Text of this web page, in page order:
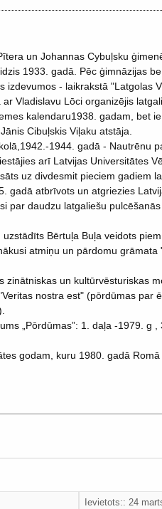
un Johannas Cybuļsku
1933. gadā. Pēc ģimnāzijas
- laikrakstā "Latgolas
Vladislavu Lōci organizējis
kalendaru1938. gadam, bet
Cibuļskis Viļaku atstāja.
1944. gadā - Nautrēnu
arī Latvijas Universitātes
uz divdesmit pieciem gadiem
gadā atbrīvots un atgriezies
par daudzu latgaliešu
Bērtuļa Buļa veidots
atmiņu un pārdomu
un kultūrvēsturiskas
nostra est" (pōrdūmas par
„Pōrdūmas”: 1. daļa -1979. g
godam, kuru 1980. gadā
Ievietots:: 24